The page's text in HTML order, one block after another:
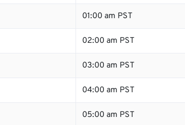
01:00 am PST
02:00 am PST
03:00 am PST
04:00 am PST
05:00 am PST